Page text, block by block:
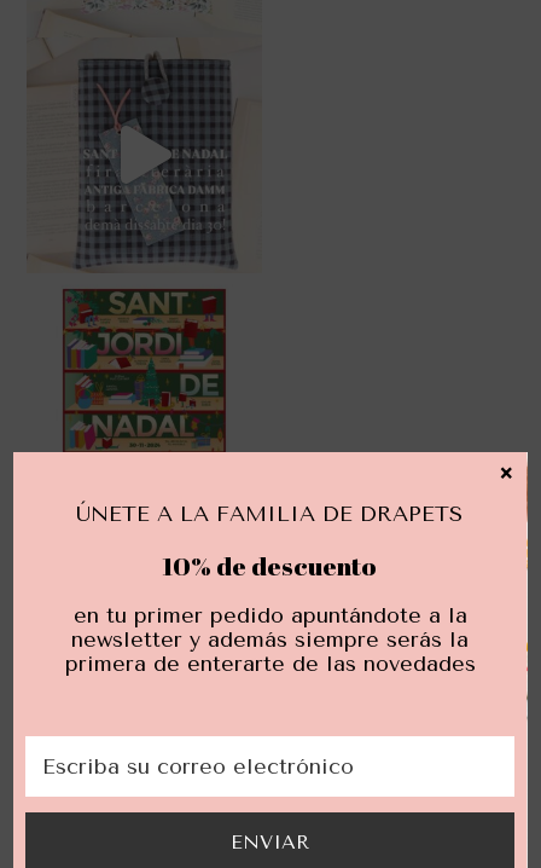
ENVIAR
ÚNETE A LA FAMILIA DE DRAPETS
10% de descuento
en tu primer pedido apuntándote a la
newsletter y además siempre serás la
primera de enterarte de las novedades
×